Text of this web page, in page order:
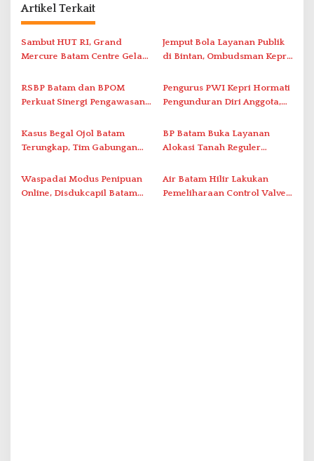
a
s
i
o
Artikel Terkait
Sambut HUT RI, Grand
Mercure Batam Centre Gelar
Nusantara’
Jemput Bola Layanan Publik
di Bintan, Ombudsman Kepri
Solar Nelayan
RSBP Batam dan BPOM
Perkuat Sinergi Pengawasan
Pelayanan Kefarmasian
Pengurus PWI Kepri Hormati
Pengunduran Diri Anggota,
Administrasi ke Pusat
Kasus Begal Ojol Batam
Terungkap, Tim Gabungan
Simpang Dam
BP Batam Buka Layanan
Alokasi Tanah Reguler
Waspadai Modus Penipuan
Online, Disdukcapil Batam
Air Batam Hilir Lakukan
Pemeliharaan Control Valve,